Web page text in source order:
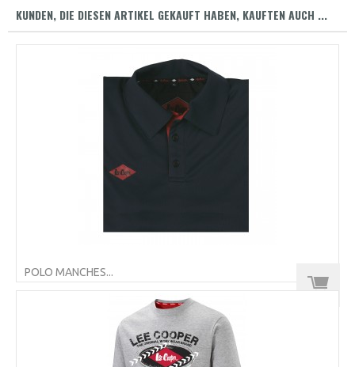
KUNDEN, DIE DIESEN ARTIKEL GEKAUFT HABEN, KAUFTEN AUCH ...
POLO MANCHES...